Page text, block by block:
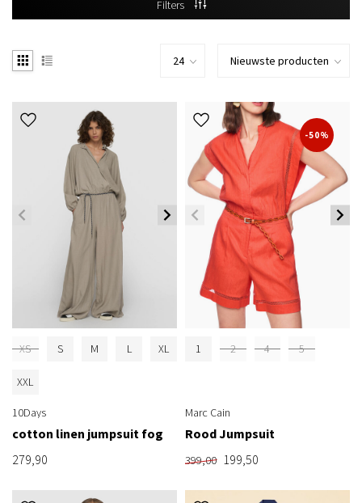
Filters
XS S M L XL
XXL
10Days
cotton linen jumpsuit fog
279,90
-50%
1 2 4 5
Marc Cain
Rood Jumpsuit
399,00 199,50